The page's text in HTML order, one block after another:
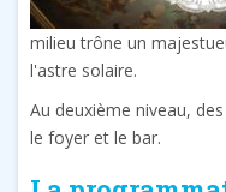
milieu trône un
l'astre solaire.
Au deuxième niveau,
le foyer et le bar.